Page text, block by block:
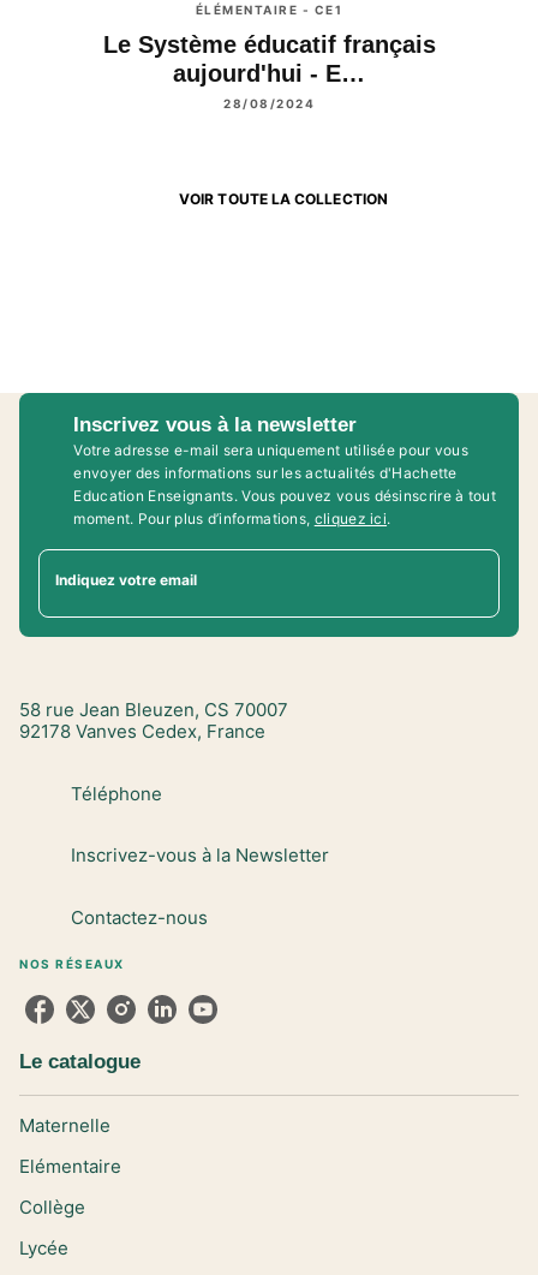
ÉLÉMENTAIRE - CE1
Le Système éducatif français
aujourd'hui - E…
28/08/2024
VOIR TOUTE LA COLLECTION
Inscrivez vous à la newsletter
Votre adresse e-mail sera uniquement utilisée pour vous
envoyer des informations sur les actualités d'Hachette
Education Enseignants. Vous pouvez vous désinscrire à tout
moment. Pour plus d’informations, cliquez ici.
Indiquez votre email
58 rue Jean Bleuzen, CS 70007
92178 Vanves Cedex, France
Téléphone
Inscrivez-vous à la Newsletter
Contactez-nous
NOS RÉSEAUX
Le catalogue
Maternelle
Elémentaire
Collège
Lycée